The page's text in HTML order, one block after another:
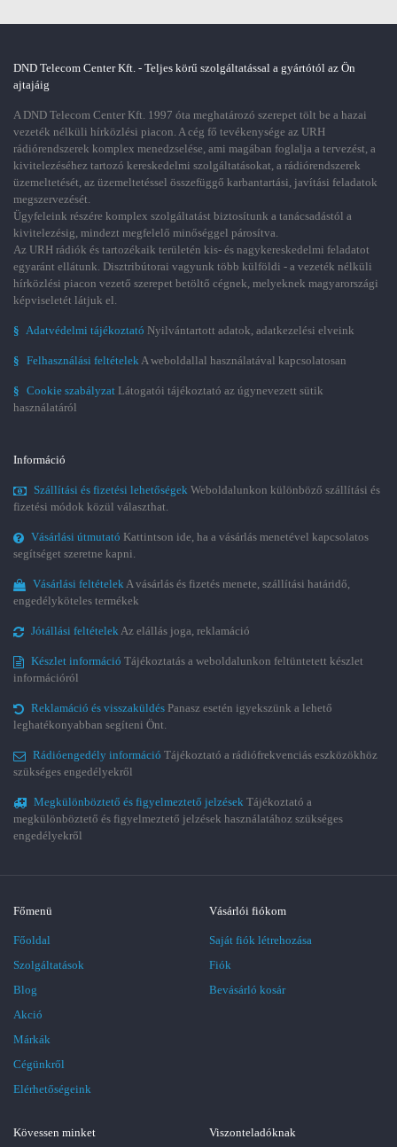
DND Telecom Center Kft. - Teljes körű szolgáltatással a gyártótól az Ön
ajtajáig
A DND Telecom Center Kft. 1997 óta meghatározó szerepet tölt be a hazai
vezeték nélküli hírközlési piacon. A cég fő tevékenysége az URH
rádiórendszerek komplex menedzselése, ami magában foglalja a tervezést, a
kivitelezéséhez tartozó kereskedelmi szolgáltatásokat, a rádiórendszerek
üzemeltetését, az üzemeltetéssel összefüggő karbantartási, javítási feladatok
megszervezését.
Ügyfeleink részére komplex szolgáltatást biztosítunk a tanácsadástól a
kivitelezésig, mindezt megfelelő minőséggel párosítva.
Az URH rádiók és tartozékaik területén kis- és nagykereskedelmi feladatot
egyaránt ellátunk. Disztribútorai vagyunk több külföldi - a vezeték nélküli
hírközlési piacon vezető szerepet betöltő cégnek, melyeknek magyarországi
képviseletét látjuk el.
§ Adatvédelmi tájékoztató Nyilvántartott adatok, adatkezelési elveink
§ Felhasználási feltételekA weboldallal használatával kapcsolatosan
§ Cookie szabályzat Látogatói tájékoztató az úgynevezett sütik
használatáról
Információ
Szállítási és fizetési lehetőségek Weboldalunkon különböző szállítási és
fizetési módok közül választhat.
Vásárlási útmutató Kattintson ide, ha a vásárlás menetével kapcsolatos
segítséget szeretne kapni.
Vásárlási feltételekA vásárlás és fizetés menete, szállítási határidő,
engedélyköteles termékek
Jótállási feltételekAz elállás joga, reklamáció
Készlet információ Tájékoztatás a weboldalunkon feltüntetett készlet
információról
Reklamáció és visszaküldés Panasz esetén igyekszünk a lehető
leghatékonyabban segíteni Önt.
Rádióengedély információ Tájékoztató a rádiófrekvenciás eszközökhöz
szükséges engedélyekről
Megkülönböztető és figyelmeztető jelzések Tájékoztató a
megkülönböztető és figyelmeztető jelzések használatához szükséges
engedélyekről
Főmenü
Főoldal
Szolgáltatások
Blog
Akció
Márkák
Cégünkről
Elérhetőségeink
Vásárlói fiókom
Saját fiók létrehozása
Fiók
Bevásárló kosár
Kövessen minket Viszonteladóknak